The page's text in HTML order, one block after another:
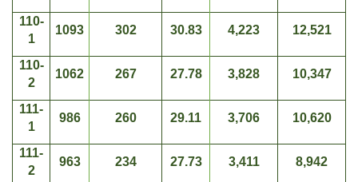
110-
1
1093 302 30.83 4,223 12,521
110-
2
1062 267 27.78 3,828 10,347
111-
1
986 260 29.11 3,706 10,620
111-
2
963 234 27.73 3,411 8,942